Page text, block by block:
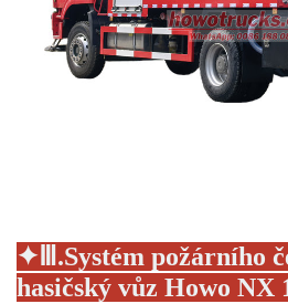
✦ Ⅲ.Systém požárního
hasičský vůz Howo NX